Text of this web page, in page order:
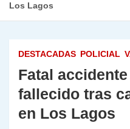
Los Lagos
DESTACADAS POLICIAL
Fatal
fallecido tras
en Los Lagos